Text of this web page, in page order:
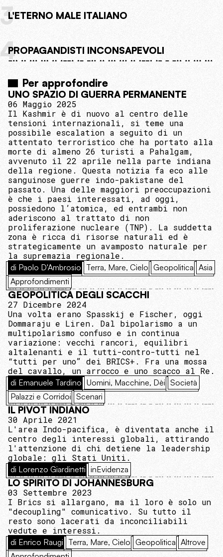
3L'ETERNO MALE ITALIANO
4PROPAGANDISTI INCONSAPEVOLI
Per approfondire
UNO SPAZIO DI GUERRA PERMANENTE
06 Maggio 2025
Il Kashmir è di nuovo al centro delle
tensioni internazionali, si teme una
possibile escalation a seguito di un
attentato terroristico che ha portato alla
morte di almeno 26 turisti a Pahalgam,
avvenuto il 22 aprile nella parte indiana
della regione. Questa notizia fa eco alle
sanguinose guerre indo-pakistane del
passato. Una delle maggiori preoccupazioni
è che i paesi interessati, ad oggi,
possiedono l’atomica, ed entrambi non
aderiscono al trattato di non
proliferazione nucleare (TNP). La suddetta
zona è ricca di risorse naturali ed è
strategicamente un avamposto naturale per
la supremazia regionale.
di Paolo D'Ambrosio Terra, Mare, Cielo Geopolitica Asia
Approfondimenti
GEOPOLITICA DEGLI SCACCHI
27 Dicembre 2024
Una volta erano Spasskij e Fischer, oggi
Dommaraju e Liren. Dal bipolarismo a un
multipolarismo confuso e in continua
variazione: vecchi rancori, equilibri
altalenanti e il tutti-contro-tutti nel
“tutti per uno” dei BRICS+. Fra una mossa
del cavallo, un arrocco e uno scacco al Re.
di Emanuele Tardino Uomini, Macchine, Dèi Società
Palazzi e Corridoi Scenari
IL PIVOT INDIANO
30 Aprile 2021
L'area Indo-pacifica, è diventata anche il
centro degli interessi globali, attirando
l'attenzione di chi detiene la leadership
globale: gli Stati Uniti.
di Lorenzo Giardinetti inEvidenza
LO SPIRITO DI JOHANNESBURG
03 Settembre 2023
I Brics si allargano, ma il loro è solo un
"decoupling" comunicativo. Su tutto il
resto sono lacerati da inconciliabili
vedute e interessi.
di Enrico Raugi Terra, Mare, Cielo Geopolitica Altrove